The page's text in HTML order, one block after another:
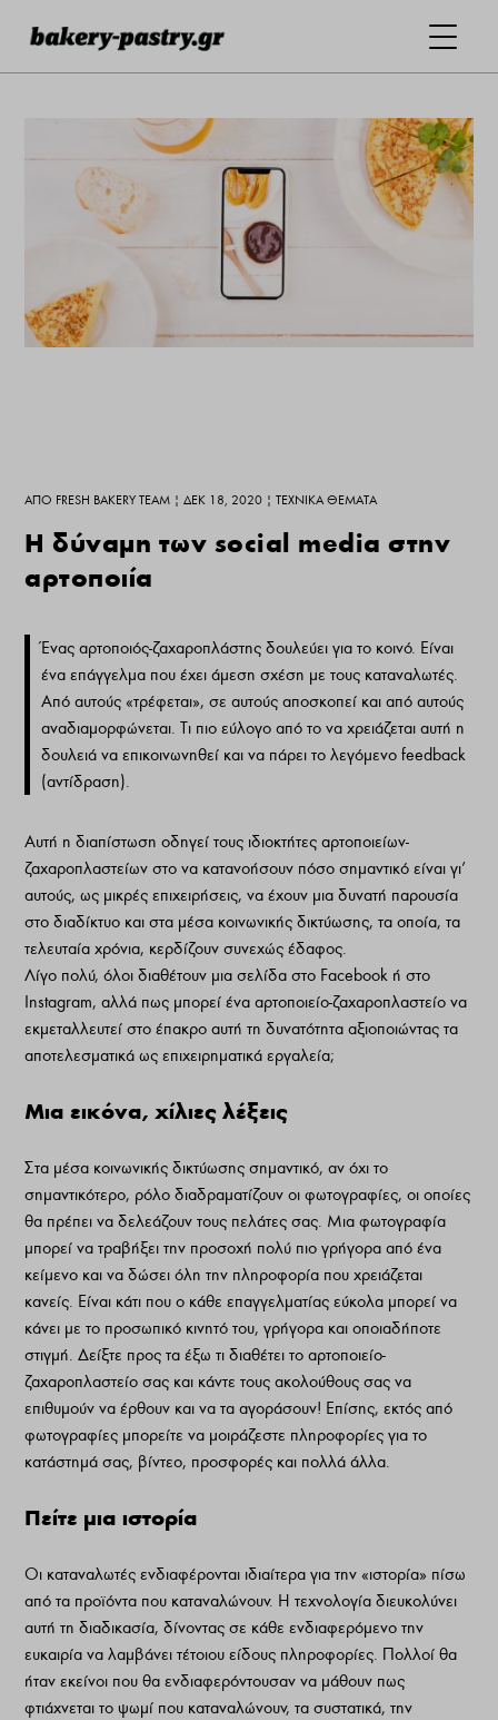
ΑΠΌ FRESH BAKERY TEAM |ΔΕΚ 18, 2020 |ΤΕΧΝΙΚΆ ΘΈΜΑΤΑ
Η δύναμη των social media στην
αρτοποιία
Ένας αρτοποιός-ζαχαροπλάστης δουλεύει για το κοινό. Είναι
ένα επάγγελμα που έχει άμεση σχέση με τους καταναλωτές.
Από αυτούς «τρέφεται», σε αυτούς αποσκοπεί και από αυτούς
αναδιαμορφώνεται. Τι πιο εύλογο από το να χρειάζεται αυτή η
δουλειά να επικοινωνηθεί και να πάρει το λεγόμενο feedback
(αντίδραση).
Αυτή η διαπίστωση οδηγεί τους ιδιοκτήτες αρτοποιείων-
ζαχαροπλαστείων στο να κατανοήσουν πόσο σημαντικό είναι γι’
αυτούς, ως μικρές επιχειρήσεις, να έχουν μια δυνατή παρουσία
στο διαδίκτυο και στα μέσα κοινωνικής δικτύωσης, τα οποία, τα
τελευταία χρόνια, κερδίζουν συνεχώς έδαφος.
Λίγο πολύ, όλοι διαθέτουν μια σελίδα στο Facebook ή στο
Instagram, αλλά πως μπορεί ένα αρτοποιείο-ζαχαροπλαστείο να
εκμεταλλευτεί στο έπακρο αυτή τη δυνατότητα αξιoποιώντας τα
αποτελεσματικά ως επιχειρηματικά εργαλεία;
Μια εικόνα, χίλιες λέξεις
Στα μέσα κοινωνικής δικτύωσης σημαντικό, αν όχι το
σημαντικότερο, ρόλο διαδραματίζουν οι φωτογραφίες, οι οποίες
θα πρέπει να δελεάζουν τους πελάτες σας. Μια φωτογραφία
μπορεί να τραβήξει την προσοχή πολύ πιο γρήγορα από ένα
κείμενο και να δώσει όλη την πληροφορία που χρειάζεται
κανείς. Είναι κάτι που ο κάθε επαγγελματίας εύκολα μπορεί να
κάνει με το προσωπικό κινητό του, γρήγορα και οποιαδήποτε
στιγμή. Δείξτε προς τα έξω τι διαθέτει το αρτοποιείο-
ζαχαροπλαστείο σας και κάντε τους ακολούθους σας να
επιθυμούν να έρθουν και να τα αγοράσουν! Επίσης, εκτός από
φωτογραφίες μπορείτε να μοιράζεστε πληροφορίες για το
κατάστημά σας, βίντεο, προσφορές και πολλά άλλα.
Πείτε μια ιστορία
Οι καταναλωτές ενδιαφέρονται ιδιαίτερα για την «ιστορία» πίσω
από τα προϊόντα που καταναλώνουν. Η τεχνολογία διευκολύνει
αυτή τη διαδικασία, δίνοντας σε κάθε ενδιαφερόμενο την
ευκαιρία να λαμβάνει τέτοιου είδους πληροφορίες. Πολλοί θα
ήταν εκείνοι που θα ενδιαφερόντουσαν να μάθουν πως
φτιάχνεται το ψωμί που καταναλώνουν, τα συστατικά, την